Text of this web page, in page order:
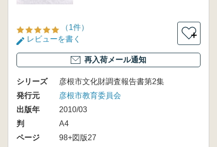
（1件）
レビューを書く
＋
再入荷メール通知
シリーズ
彦根市文化財調査報告書第2集
発行元
彦根市教育委員会
出版年
2010/03
判
A4
ページ
98+図版27